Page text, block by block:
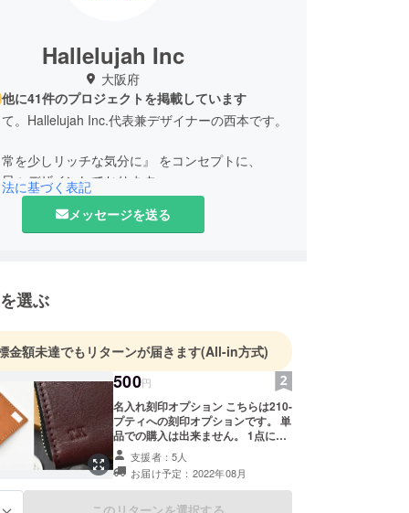
Hallelujah Inc
大阪府
他に41件のプロジェクトを掲載しています
。Hallelujah Inc.代表兼デザイナーの西本です。
を少しリッチな気分に』 をコンセプトに、
々デザインしております。
品を、見つけてもらい、身につけてもらうこと
に基づく表記
メッセージを送る
選ぶ
金額未達でもリターンが届きます(All-in方式)
500円
名入れ刻印オプション こちらは210-
プティへの刻印オプションです。 単
品での購入は出来ません。 1点につ
き500円（税込、送料込み）のオプ
ションで名入れ刻印を承ります。 刻
印可能文字数：3文字まで 刻印可能
文字：(ローマ字 大文字のみ)
ABCDEFGHIJKLMNOPQRSTUVW
支援者：5人
お届け予定：2022年08月